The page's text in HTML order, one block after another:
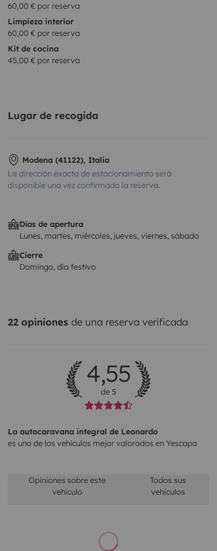
60,00 € por reserva
Limpieza interior
60,00 € por reserva
Kit de cocina
45,00 € por reserva
Lugar de recogida
Modena (41122), Italia
La dirección exacta de estacionamiento será
disponible una vez confirmada la reserva.
Días de apertura
Lunes, martes, miércoles, jueves, viernes, sábado
Cierre
Domingo, día festivo
22 opiniones de una reserva verificada
4,55
de 5
La autocaravana integral de Leonardo
es uno de los vehículos mejor valorados en Yescapa
Opiniones sobre este
vehículo
Todos sus
vehículos